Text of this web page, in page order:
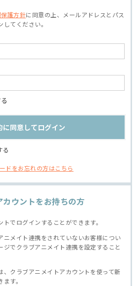
護方針に同意の上、
メールアドレスとパス
てください。
る
ドをお忘れの方はこちら
ウントをお持ちの方
でログインすることができます。
ニメイト連携をされていないお客様につい
ジでクラブアニメイト連携を設定すること
、クラブアニメイトアカウントを使って新
す。